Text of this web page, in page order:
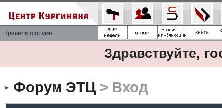
Правила форума
Здравствуйте,
Форум ЭТЦ> Вход